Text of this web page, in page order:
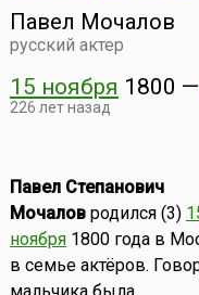
Павел Мочалов
русский актер
15 ноября 1800
226 лет назад
—
Павел Степанович
Мочаловродился (3)
ноября1800 года в
в семье актёров.